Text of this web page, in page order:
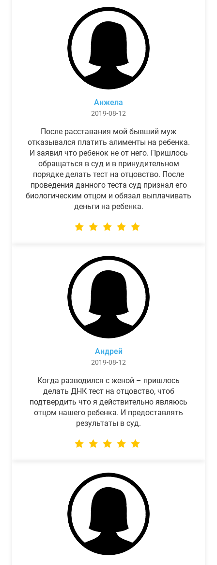
Анжела
2019-08-12
После расставания мой бывший муж
отказывался платить алименты на ребенка.
И заявил что ребенок не от него. Пришлось
обращаться в суд и в принудительном
порядке делать тест на отцовство. После
проведения данного теста суд признал его
биологическим отцом и обязал выплачивать
деньги на ребенка.
Андрей
2019-08-12
Когда разводился с женой – пришлось
делать ДНК тест на отцовство, чтоб
подтвердить что я действительно являюсь
отцом нашего ребенка. И предоставлять
результаты в суд.